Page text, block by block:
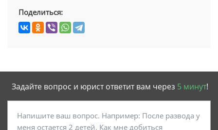
Поделиться:
Задайте вопрос и юрист ответит вам через 5 минут!